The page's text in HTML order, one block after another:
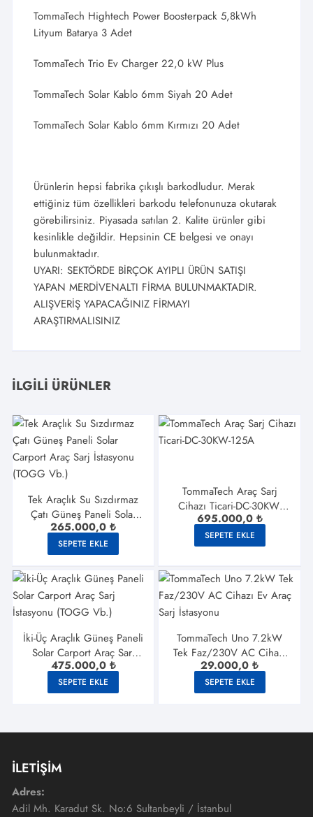
TommaTech Hightech Power Boosterpack 5,8kWh
Lityum Batarya 3 Adet
TommaTech Trio Ev Charger 22,0 kW Plus
TommaTech Solar Kablo 6mm Siyah 20 Adet
TommaTech Solar Kablo 6mm Kırmızı 20 Adet
Ürünlerin hepsi fabrika çıkışlı barkodludur. Merak
ettiğiniz tüm özellikleri barkodu telefonunuza okutarak
görebilirsiniz. Piyasada satılan 2. Kalite ürünler gibi
kesinlikle değildir. Hepsinin CE belgesi ve onayı
bulunmaktadır.
UYARI: SEKTÖRDE BİRÇOK AYIPLI ÜRÜN SATIŞI
YAPAN MERDİVENALTI FİRMA BULUNMAKTADIR.
ALIŞVERİŞ YAPACAĞINIZ FİRMAYI
ARAŞTIRMALISINIZ
İLGILI ÜRÜNLER
Tek Araçlık Su Sızdırmaz
Çatı Güneş Paneli Solar
Carport Araç Sarj
İstasyonu (TOGG Vb.)
265.000,0₺
SEPETE EKLE
TommaTech Araç Sarj
Cihazı Ticari-DC-30KW-
125A
695.000,0 ₺
SEPETE EKLE
İki-Üç Araçlık Güneş Paneli
Solar Carport Araç Sarj
İstasyonu (TOGG Vb.)
475.000,0 ₺
SEPETE EKLE
TommaTech Uno 7.2kW
Tek Faz/230V AC Cihazı
Ev Araç Sarj İstasyonu
29.000,0₺
SEPETE EKLE
İLETİŞİM
Adres:
Adil Mh. Karadut Sk. No:6 Sultanbeyli / İstanbul